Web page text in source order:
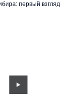
первый